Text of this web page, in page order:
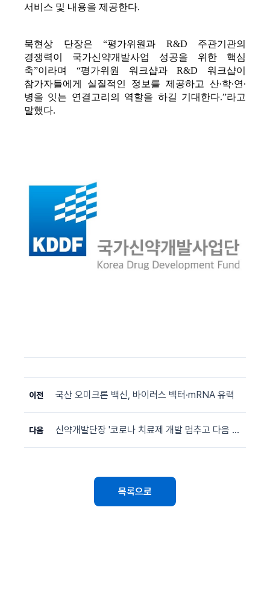
서비스 및 내용을 제공한다.
묵현상 단장은 “평가위원과 R&D 주관기관의
경쟁력이 국가신약개발사업 성공을 위한 핵심
축”이라며 “평가위원 워크샵과 R&D 워크샵이
참가자들에게 실질적인 정보를 제공하고 산∙학∙연∙
병을 잇는 연결고리의 역할을 하길 기대한다.”라고
말했다.
이전 국산 오미크론 백신, 바이러스 벡터·mRNA 유력
다음 신약개발단장 '코로나 치료제 개발 멈추고 다음 팬데믹 노려야'
목록으로